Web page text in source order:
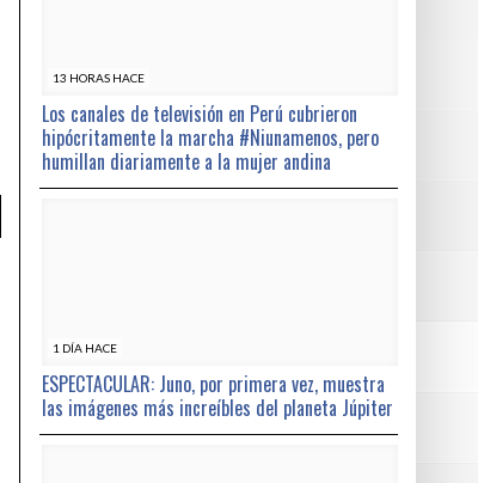
13 HORAS HACE
Los canales de televisión en Perú cubrieron
hipócritamente la marcha #Niunamenos, pero
humillan diariamente a la mujer andina
1 DÍA HACE
ESPECTACULAR: Juno, por primera vez, muestra
las imágenes más increíbles del planeta Júpiter